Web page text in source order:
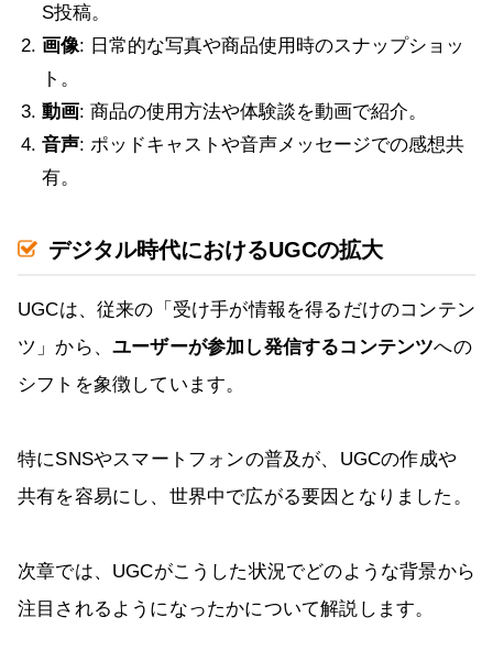
S投稿。
画像: 日常的な写真や商品使用時のスナップショッ
ト。
動画: 商品の使用方法や体験談を動画で紹介。
音声: ポッドキャストや音声メッセージでの感想共
有。
デジタル時代におけるUGCの拡大
UGCは、従来の「受け手が情報を得るだけのコンテン
ツ」から、 ユーザーが参加し発信するコンテンツへの
シフトを象徴しています。
特にSNSやスマートフォンの普及が、UGCの作成や
共有を容易にし、世界中で広がる要因となりました。
次章では、UGCがこうした状況でどのような背景から
注目されるようになったかについて解説します。